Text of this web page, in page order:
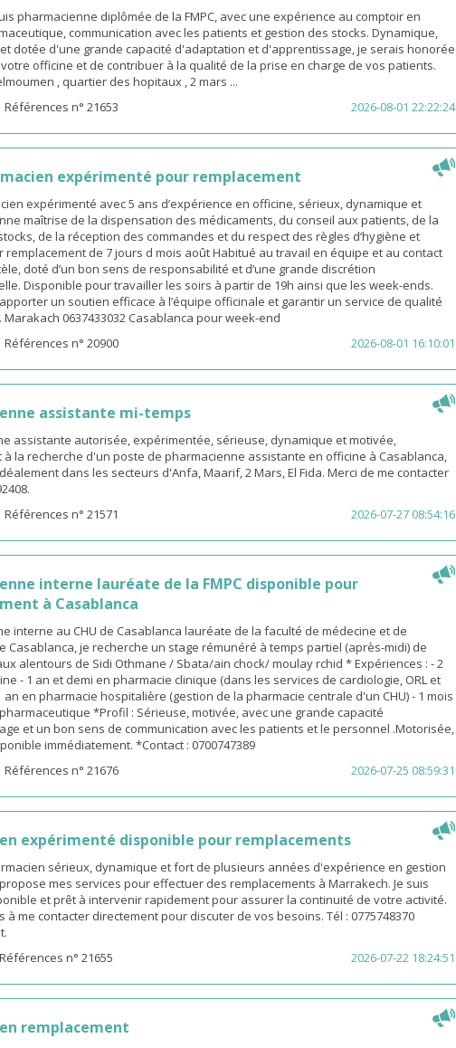
pharmacienne diplômée de la FMPC, avec une expérience au comptoir en
communication avec les patients et gestion des stocks. Dynamique,
dotée d'une grande capacité d'adaptation et d'apprentissage, je serais honorée
officine et de contribuer à la qualité de la prise en charge de vos patients.
, quartier des hopitaux , 2 mars ...
Références n° 21653 2026-08-01 22:22:24
expérimenté pour remplacement
expérimenté avec 5 ans d’expérience en officine, sérieux, dynamique et
maîtrise de la dispensation des médicaments, du conseil aux patients, de la
de la réception des commandes et du respect des règles d’hygiène et
remplacement de 7 jours d mois août Habitué au travail en équipe et au contact
doté d’un bon sens de responsabilité et d’une grande discrétion
Disponible pour travailler les soirs à partir de 19h ainsi que les week-ends.
un soutien efficace à l’équipe officinale et garantir un service de qualité
0637433032 Casablanca pour week-end
Références n° 20900 2026-08-01 16:10:01
assistante mi-temps
assistante autorisée, expérimentée, sérieuse, dynamique et motivée,
à la recherche d'un poste de pharmacienne assistante en officine à Casablanca,
dans les secteurs d'Anfa, Maarif, 2 Mars, El Fida. Merci de me contacter
Références n° 21571 2026-07-27 08:54:16
interne lauréate de la FMPC disponible pour
à Casablanca
interne au CHU de Casablanca lauréate de la faculté de médecine et de
Casablanca, je recherche un stage rémunéré à temps partiel (après-midi) de
alentours de Sidi Othmane / Sbata/ain chock/ moulay rchid * Expériences : - 2
- 1 an et demi en pharmacie clinique (dans les services de cardiologie, ORL et
an en pharmacie hospitalière (gestion de la pharmacie centrale d'un CHU) - 1 mois
*Profil : Sérieuse, motivée, avec une grande capacité
et un bon sens de communication avec les patients et le personnel .Motorisée,
immédiatement. *Contact : 0700747389
Références n° 21676 2026-07-25 08:59:31
expérimenté disponible pour remplacements
sérieux, dynamique et fort de plusieurs années d'expérience en gestion
mes services pour effectuer des remplacements à Marrakech. Je suis
et prêt à intervenir rapidement pour assurer la continuité de votre activité.
à me contacter directement pour discuter de vos besoins. Tél : 0775748370
n° 21655 2026-07-22 18:24:51
remplacement